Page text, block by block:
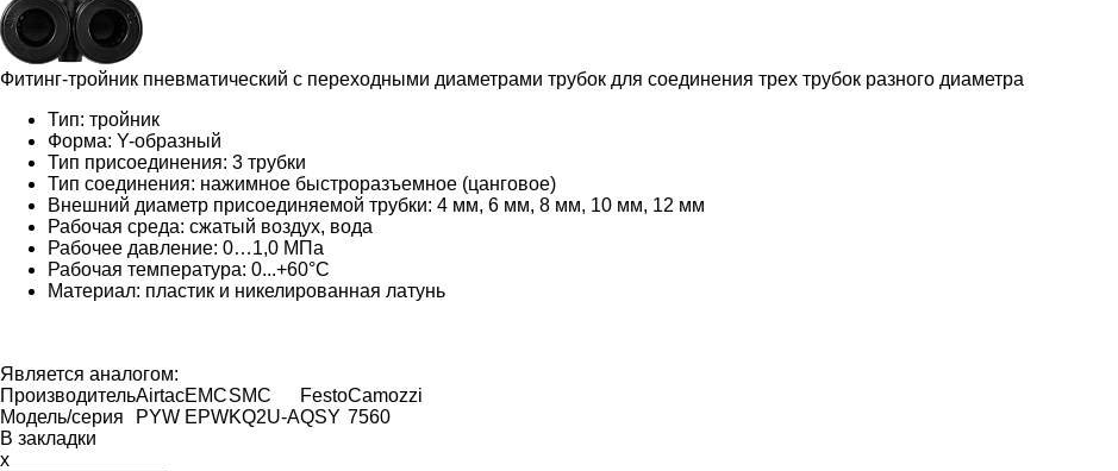
Фитинг-тройник пневматический с переходными диаметрами трубок для соединения трех трубок разного диаметра
Тип: тройник
Форма: Y-образный
Тип присоединения: 3 трубки
Тип соединения: нажимное быстроразъемное (цанговое)
Внешний диаметр присоединяемой трубки: 4 мм, 6 мм, 8 мм, 10 мм, 12 мм
Рабочая среда: сжатый воздух, вода
Рабочее давление: 0…1,0 МПа
Рабочая температура: 0...+60°С
Материал: пластик и никелированная латунь
Является аналогом:
ПроизводительAirtacEMCSMC FestoCamozzi
Модель/серия
PYW EPWKQ2U-AQSY 7560
В закладки
x